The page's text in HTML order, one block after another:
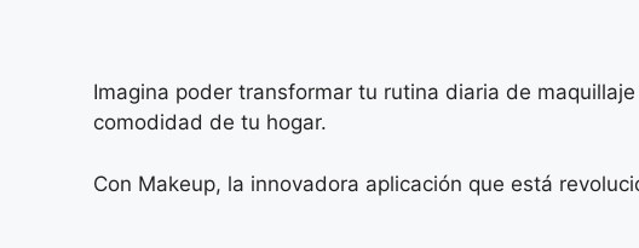
Imagina poder transformar tu rutina diaria de
comodidad de tu hogar.
Con Makeup, la innovadora aplicación que está